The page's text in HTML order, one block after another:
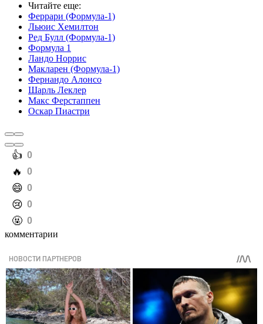
Читайте еще:
Феррари (Формула-1)
Льюис Хемилтон
Ред Булл (Формула-1)
Формула 1
Ландо Норрис
Макларен (Формула-1)
Фернандо Алонсо
Шарль Леклер
Макс Ферстаппен
Оскар Пиастри
️👍 0
️🔥 0
️😄 0
️😢 0
️🤬 0
комментарии